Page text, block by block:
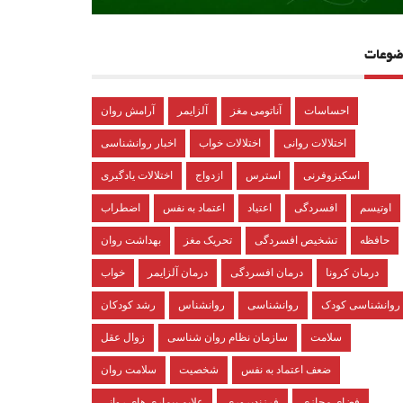
آرامش روان آلزایمر آناتومی مغز احساسات
اخبار روانشناسی اختلالات خواب اختلالات روانی
اختلالات یادگیری ازدواج استرس اسکیزوفرنی
اضطراب اعتماد به نفس اعتیاد افسردگی اوتیسم
بهداشت روان تحریک مغز تشخیص افسردگی حافظه
خواب درمان آلزایمر درمان افسردگی درمان کرونا
رشد کودکان روانشناس روانشناسی روانشناسی کودک
زوال عقل سازمان نظام روان شناسی سلامت
سلامت روان شخصیت ضعف اعتماد به نفس